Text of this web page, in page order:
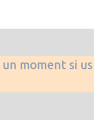
moment si us